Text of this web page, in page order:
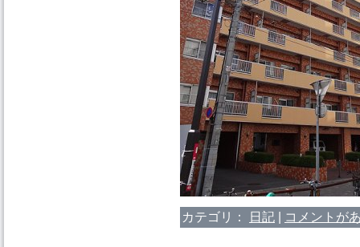
カテゴリ： 日記 | コメントが